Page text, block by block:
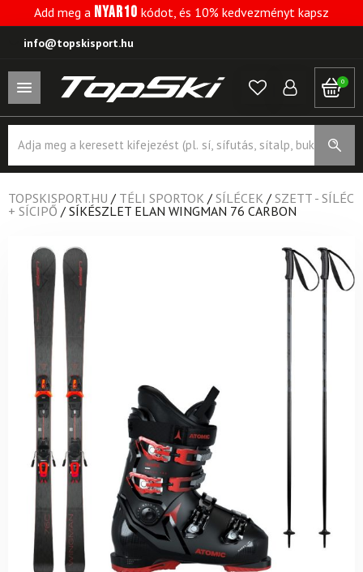
Add meg a NYAR10 kódot, és 10% kedvezményt kapsz
info@topskisport.hu
0
search
TOPSKISPORT.HU / TÉLI SPORTOK / SÍLÉCEK / SZETT - SÍLÉC
+ SÍCIPŐ / SÍKÉSZLET ELAN WINGMAN 76 CARBON